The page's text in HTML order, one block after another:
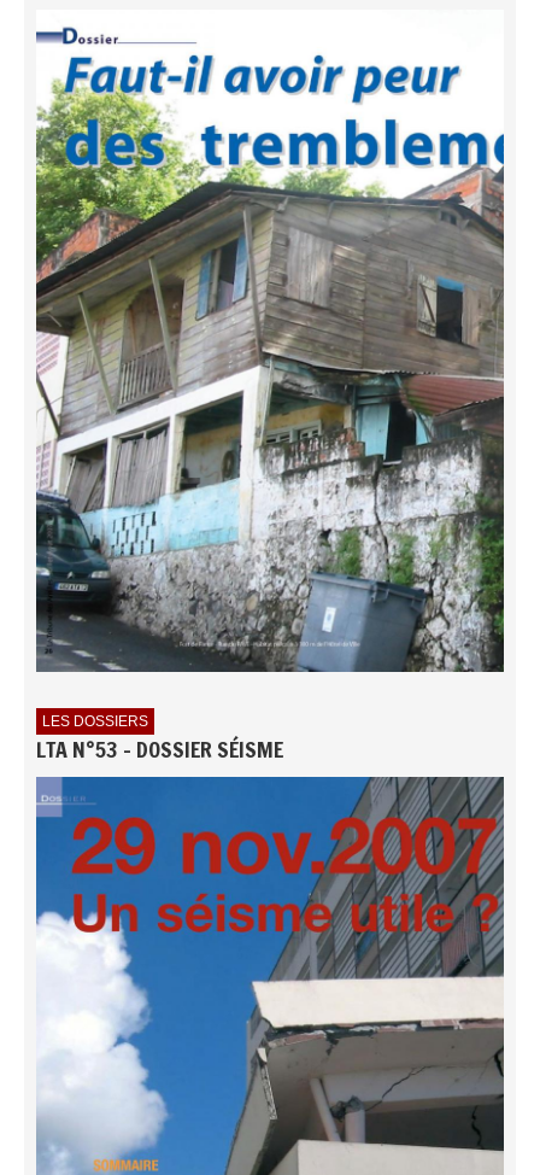
LES DOSSIERS
LTA N°53 - DOSSIER SÉISME